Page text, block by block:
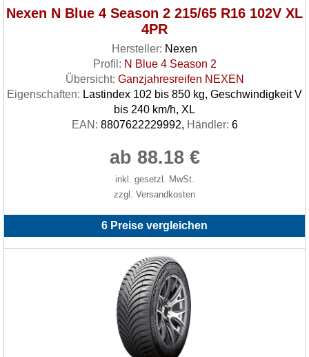
Nexen N Blue 4 Season 2 215/65 R16 102V XL
4PR
Hersteller: Nexen
Profil: N Blue 4 Season 2
Übersicht: Ganzjahresreifen NEXEN
Eigenschaften: Lastindex 102 bis 850 kg, Geschwindigkeit V
bis 240 km/h, XL
EAN: 8807622229992, Händler: 6
ab 88.18 €
inkl. gesetzl. MwSt.
zzgl. Versandkosten
6 Preise vergleichen